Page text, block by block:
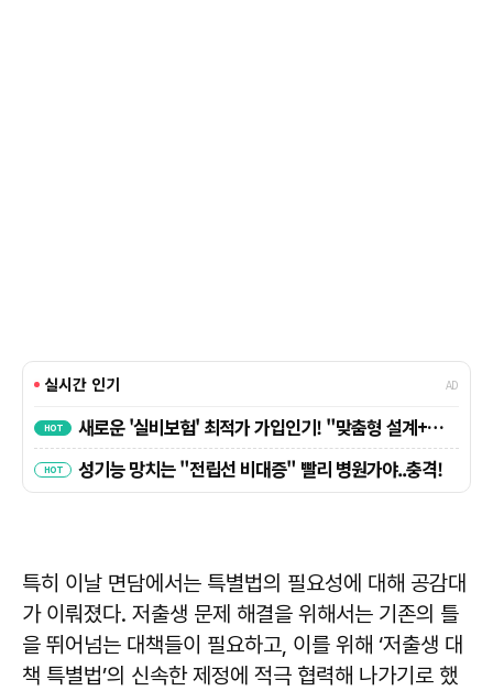
특히 이날 면담에서는 특별법의 필요성에 대해 공감대
가 이뤄졌다. 저출생 문제 해결을 위해서는 기존의 틀
을 뛰어넘는 대책들이 필요하고, 이를 위해 ‘저출생 대
책 특별법’의 신속한 제정에 적극 협력해 나가기로 했